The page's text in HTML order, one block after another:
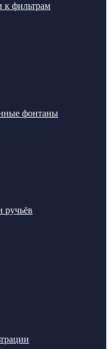
к фильтрам
фонтаны
ручьёв